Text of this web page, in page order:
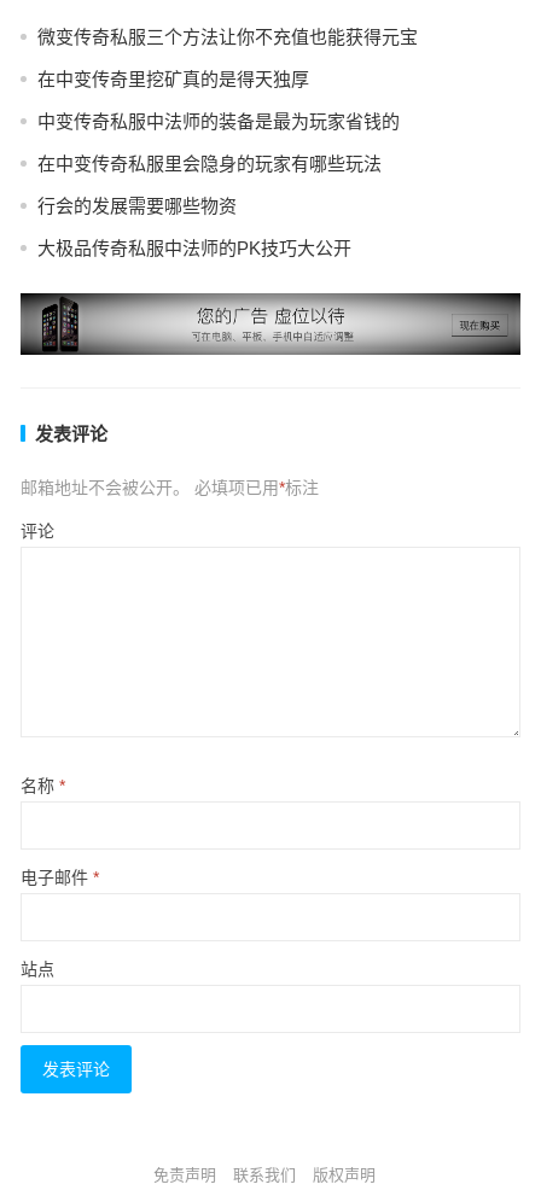
微变传奇私服三个方法让你不充值也能获得元宝
在中变传奇里挖矿真的是得天独厚
中变传奇私服中法师的装备是最为玩家省钱的
在中变传奇私服里会隐身的玩家有哪些玩法
行会的发展需要哪些物资
大极品传奇私服中法师的PK技巧大公开
发表评论
邮箱地址不会被公开。 必填项已用*标注
评论
名称 *
电子邮件 *
站点
免责声明 联系我们 版权声明